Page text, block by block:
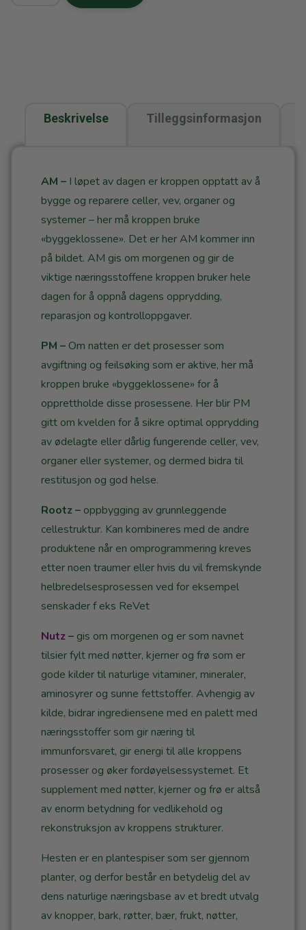
Beskrivelse Tilleggsinformasjon
AM –I løpet av dagen er kroppen opptatt av å
bygge og reparere celler, vev, organer og
systemer – her må kroppen bruke
«byggeklossene». Det er her AM kommer inn
på bildet. AM gis om morgenen og gir de
viktige næringsstoffene kroppen bruker hele
dagen for å oppnå dagens opprydding,
reparasjon og kontrolloppgaver.
PM –Om natten er det prosesser som
avgiftning og feilsøking som er aktive, her må
kroppen bruke «byggeklossene» for å
opprettholde disse prosessene. Her blir PM
gitt om kvelden for å sikre optimal opprydding
av ødelagte eller dårlig fungerende celler, vev,
organer eller systemer, og dermed bidra til
restitusjon og god helse.
Rootz–oppbygging av grunnleggende
cellestruktur. Kan kombineres med de andre
produktene når en omprogrammering kreves
etter noen traumer eller hvis du vil fremskynde
helbredelsesprosessen ved for eksempel
senskader f eks ReVet
Nutz–gis om morgenen og er som navnet
tilsier fylt med nøtter, kjerner og frø som er
gode kilder til naturlige vitaminer, mineraler,
aminosyrer og sunne fettstoffer. Avhengig av
kilde, bidrar ingrediensene med en palett med
næringsstoffer som gir næring til
immunforsvaret, gir energi til alle kroppens
prosesser og øker fordøyelsessystemet. Et
supplement med nøtter, kjerner og frø er altså
av enorm betydning for vedlikehold og
rekonstruksjon av kroppens strukturer.
Hesten er en plantespiser som ser gjennom
planter, og derfor består en betydelig del av
dens naturlige næringsbase av et bredt utvalg
av knopper, bark, røtter, bær, frukt, nøtter,